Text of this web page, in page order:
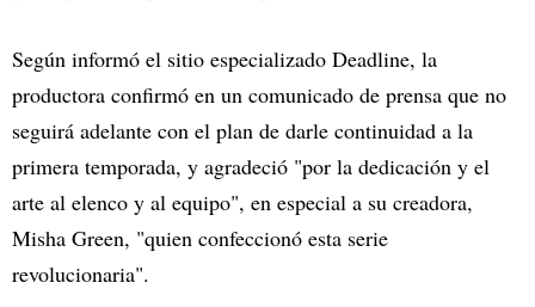
Según informó el sitio especializado Deadline, la
productora confirmó en un comunicado de prensa que no
seguirá adelante con el plan de darle continuidad a la
primera temporada, y agradeció "por la dedicación y el
arte al elenco y al equipo", en especial a su creadora,
Misha Green, "quien confeccionó esta serie
revolucionaria".